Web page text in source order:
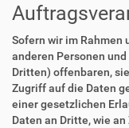
Sofern wir im Rahmen
anderen Personen
Dritten) offenbaren,
Zugriff auf die Daten
einer gesetzlichen
Daten an Dritte, wie